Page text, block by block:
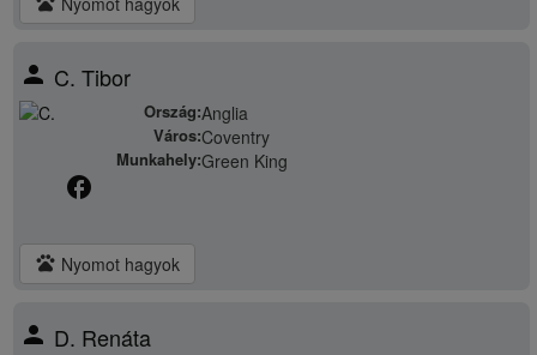
person C. Tibor
Ország:Anglia
Város:Coventry
Munkahely:Green King
facebook
pets Nyomot hagyok
person D. Renáta